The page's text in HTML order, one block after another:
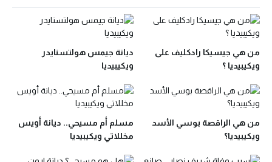
من هي جيسيكا رادكليف على
ويكيبيديا ؟
ديانة جيمس هولتسنايدر
ويكيبيديا
من هي الراقصة بوسي الأسد
ويكيبيديا؟
مسلم أم مسيحي.. ديانة أويس
مخللاتي ويكيبيديا